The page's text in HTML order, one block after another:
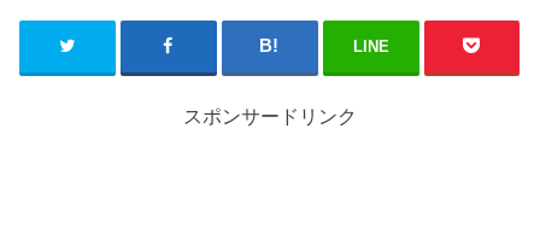
LINE
スポンサードリンク